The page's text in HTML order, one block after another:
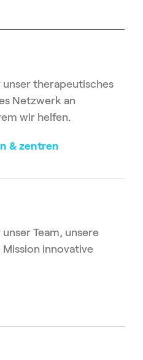
unser therapeutisches
Netzwerk an
wir helfen.
& zentren
Team, unsere
innovative